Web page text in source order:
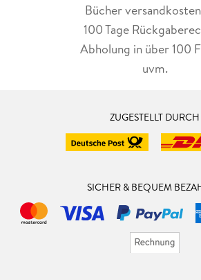
Bücher
100 Tage
Abholung in über 100
uvm.
ZUGESTELLT DURCH
SICHER & BEQUEM